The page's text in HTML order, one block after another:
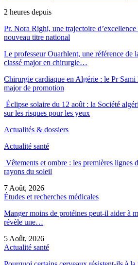
2 heures depuis
Pr. Nora Righi, une trajectoire d’excellence
nouveau titre national
Le professeur Ouarhlent, une référence de
classé major en chirurgie…
Chirurgie cardiaque en Algérie : le Pr Sami
major de promotion
Éclipse solaire du 12 août : la Société
sur les risques pour les yeux
Actualités & dossiers
Actualité santé
Vêtements et ombre : les premières lignes
rayons du soleil
7 Août, 2026
Études et recherches médicales
Manger moins de protéines peut-il aider à
révèle une…
5 Août, 2026
Actualité santé